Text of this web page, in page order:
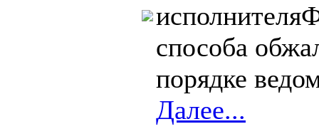
способа
порядке
Далее...